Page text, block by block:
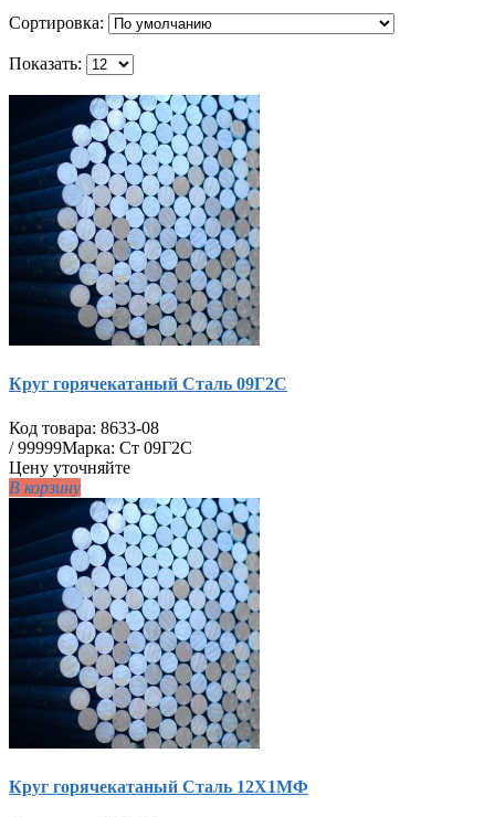
Сортировка:
Показать:
Круг горячекатаный Сталь 09Г2С
Код товара: 8633-08
/99999Марка: Ст 09Г2С
Цену уточняйте
В корзину
Круг горячекатаный Сталь 12Х1МФ